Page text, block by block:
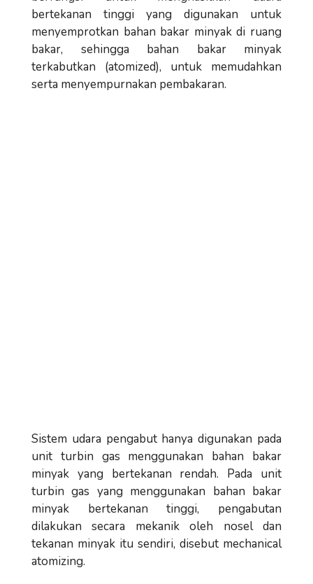
bertekanan tinggi yang digunakan untuk
menyemprotkan bahan bakar minyak di ruang
bakar, sehingga bahan bakar minyak
terkabutkan (atomized), untuk memudahkan
serta menyempurnakan pembakaran.
Sistem udara pengabut hanya digunakan pada
unit turbin gas menggunakan bahan bakar
minyak yang bertekanan rendah. Pada unit
turbin gas yang menggunakan bahan bakar
minyak bertekanan tinggi, pengabutan
dilakukan secara mekanik oleh nosel dan
tekanan minyak itu sendiri, disebut mechanical
atomizing.